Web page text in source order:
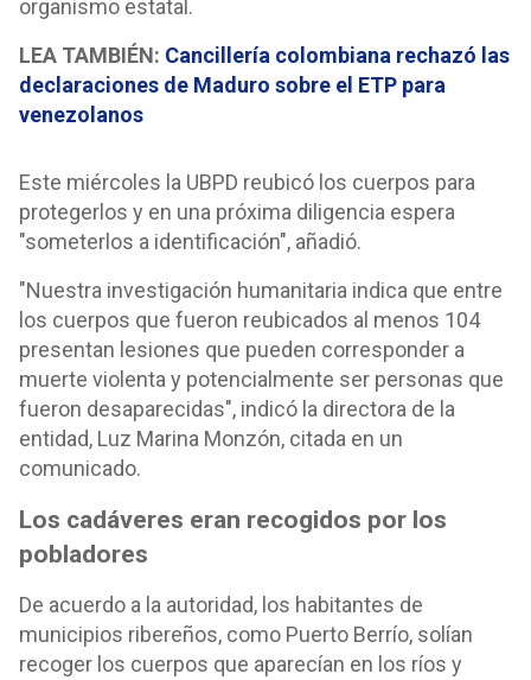
organismo estatal.
LEA TAMBIÉN: Cancillería colombiana rechazó las
declaraciones de Maduro sobre el ETP para
venezolanos
Este miércoles la UBPD reubicó los cuerpos para
protegerlos y en una próxima diligencia espera
"someterlos a identificación", añadió.
"Nuestra investigación humanitaria indica que entre
los cuerpos que fueron reubicados al menos 104
presentan lesiones que pueden corresponder a
muerte violenta y potencialmente ser personas que
fueron desaparecidas", indicó la directora de la
entidad, Luz Marina Monzón, citada en un
comunicado.
Los cadáveres eran recogidos por los
pobladores
De acuerdo a la autoridad, los habitantes de
municipios ribereños, como Puerto Berrío, solían
recoger los cuerpos que aparecían en los ríos y